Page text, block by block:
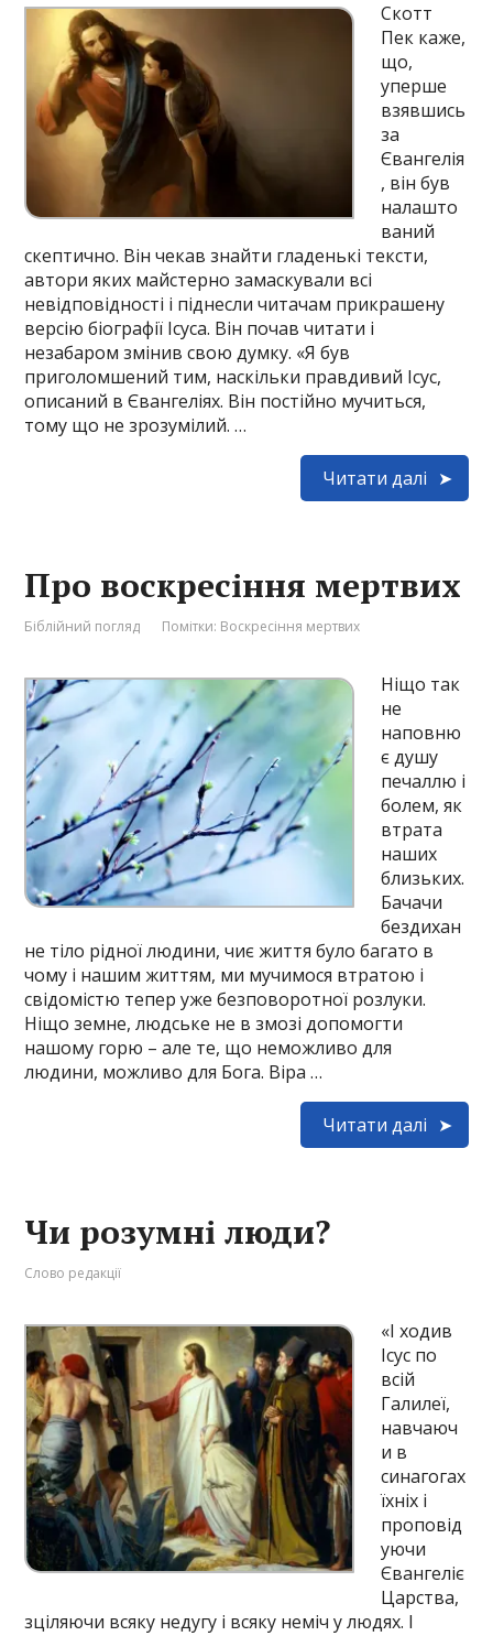
Скотт
Пек каже,
що,
уперше
взявшись
за
Євангелія
, він був
налашто
ваний
скептично. Він чекав знайти гладенькі тексти,
автори яких майстерно замаскували всі
невідповідності і піднесли читачам прикрашену
версію біографії Ісуса. Він почав читати і
незабаром змінив свою думку. «Я був
приголомшений тим, наскільки правдивий Ісус,
описаний в Євангеліях. Він постійно мучиться,
тому що не зрозумілий. …
Читати далі
Про воскресіння мертвих
Біблійний погляд Помітки: Воскресіння мертвих
Ніщо так
не
наповню
є душу
печаллю і
болем, як
втрата
наших
близьких.
Бачачи
бездихан
не тіло рідної людини, чиє життя було багато в
чому і нашим життям, ми мучимося втратою і
свідомістю тепер уже безповоротної розлуки.
Ніщо земне, людське не в змозі допомогти
нашому горю – але те, що неможливо для
людини, можливо для Бога. Віра …
Читати далі
Чи розумні люди?
Слово редакції
«І ходив
Ісус по
всій
Галилеї,
навчаюч
и в
синагогах
їхніх і
проповід
уючи
Євангеліє
Царства,
зціляючи всяку недугу і всяку неміч у людях. І